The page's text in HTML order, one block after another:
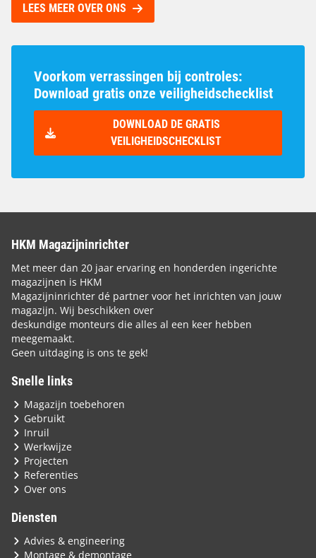
LEES MEER OVER ONS
Voorkom verrassingen bij controles:
Download gratis onze veiligheidschecklist
DOWNLOAD DE GRATIS
VEILIGHEIDSCHECKLIST
HKM Magazijninrichter
Met meer dan 20 jaar ervaring en honderden ingerichte
magazijnen is HKM
Magazijninrichter dé partner voor het inrichten van jouw
magazijn. Wij beschikken over
deskundige monteurs die alles al een keer hebben
meegemaakt.
Geen uitdaging is ons te gek!
Snelle links
Magazijn toebehoren
Gebruikt
Inruil
Werkwijze
Projecten
Referenties
Over ons
Diensten
Advies & engineering
Montage & demontage